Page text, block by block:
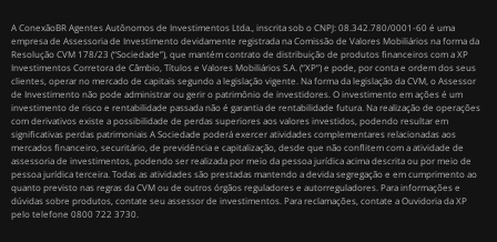
A ConexãoBR Agentes Autônomos de Investimentos Ltda., inscrita sob o CNPJ: 08.342.780/0001-60 é uma
empresa de Assessoria de Investimento devidamente registrada na Comissão de Valores Mobiliários na forma da
Resolução CVM 178/23 (“Sociedade”), que mantém contrato de distribuição de produtos financeiros com a XP
Investimentos Corretora de Câmbio, Títulos e Valores Mobiliários S.A. (“XP”) e pode, por conta e ordem dos seus
clientes, operar no mercado de capitais segundo a legislação vigente. Na forma da legislação da CVM, o Assessor
de Investimento não pode administrar ou gerir o patrimônio de investidores. O investimento em ações é um
investimento de risco e rentabilidade passada não é garantia de rentabilidade futura. Na realização de operações
com derivativos existe a possibilidade de perdas superiores aos valores investidos, podendo resultar em
significativas perdas patrimoniais A Sociedade poderá exercer atividades complementares relacionadas aos
mercados financeiro, securitário, de previdência e capitalização, desde que não conflitem com a atividade de
assessoria de investimentos, podendo ser realizada por meio da pessoa jurídica acima descrita ou por meio de
pessoa jurídica terceira. Todas as atividades são prestadas mantendo a devida segregação e em cumprimento ao
quanto previsto nas regras da CVM ou de outros órgãos reguladores e autorreguladores. Para informações e
dúvidas sobre produtos, contate seu assessor de investimentos. Para reclamações, contate a Ouvidoria da XP
pelo telefone 0800 722 3730.